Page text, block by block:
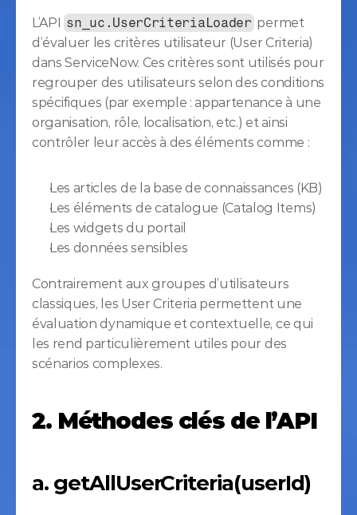
L’API sn_uc.UserCriteriaLoader permet
d’évaluer les critères utilisateur (User Criteria)
dans ServiceNow. Ces critères sont utilisés pour
regrouper des utilisateurs selon des conditions
spécifiques (par exemple : appartenance à une
organisation, rôle, localisation, etc.) et ainsi
contrôler leur accès à des éléments comme :
Les articles de la base de connaissances (KB)
Les éléments de catalogue (Catalog Items)
Les widgets du portail
Les données sensibles
Contrairement aux groupes d’utilisateurs
classiques, les User Criteria permettent une
évaluation dynamique et contextuelle, ce qui
les rend particulièrement utiles pour des
scénarios complexes.
2. Méthodes clés de l’API
a. getAllUserCriteria(userId)